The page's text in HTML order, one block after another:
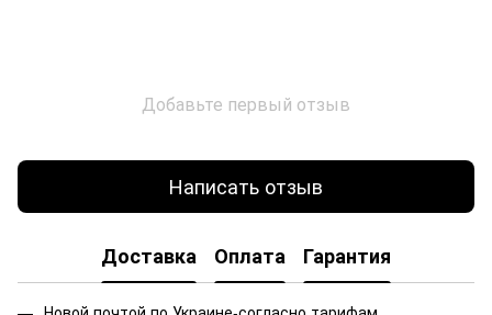
Добавьте первый отзыв
Написать отзыв
Доставка Оплата Гарантия